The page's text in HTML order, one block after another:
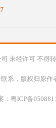
未经许可 不得转
系，版权归原作
：粤ICP备